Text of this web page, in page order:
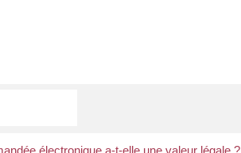
électronique a-t-elle une valeur légale ?